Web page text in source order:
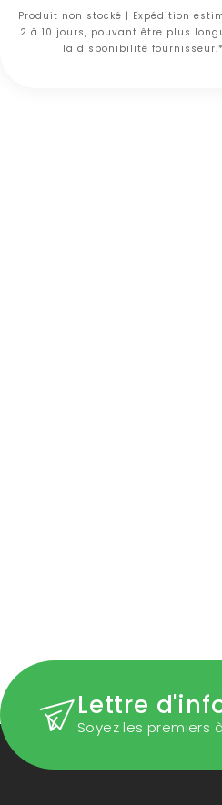
Produit non stocké | Expédition
2 à 10 jours, pouvant être plus
la disponibilité fournisseur.*
Lettre
Soyez les premiers